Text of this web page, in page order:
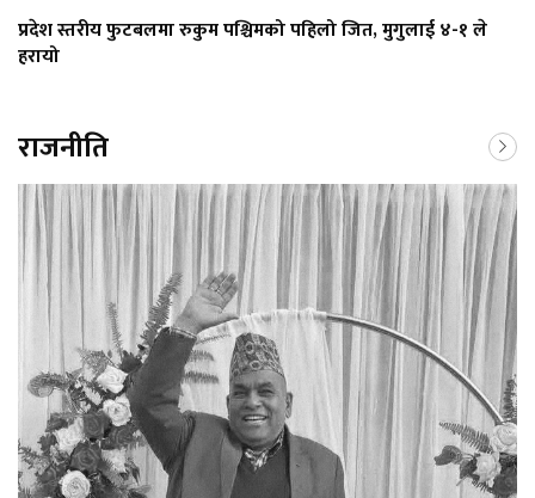
प्रदेश स्तरीय फुटबलमा रुकुम पश्चिमको पहिलो जित, मुगुलाई ४-१ ले
हरायो
राजनीति